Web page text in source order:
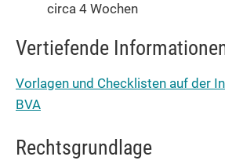
circa 4 Wochen
Vertiefende
Vorlagen und Checklisten auf der
BVA
Rechtsgrundlage